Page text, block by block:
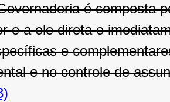
é composta
e a ele direta e
e
e no controle de